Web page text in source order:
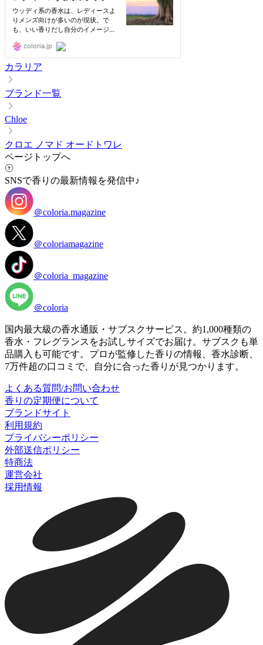
カラリア
ブランド一覧
Chloe
クロエ ノマド オードトワレ
ページトップへ
SNSで香りの最新情報を発信中♪
＠coloria.magazine
＠coloriamagazine
＠coloria_magazine
＠coloria
国内最大級の香水通販・サブスクサービス。約1,000種類の
香水・フレグランスをお試しサイズでお届け。サブスクも単
品購入も可能です。プロが監修した香りの情報、香水診断、
7万件超の口コミで、自分に合った香りが見つかります。
よくある質問/お問い合わせ
香りの定期便について
ブランドサイト
利用規約
プライバシーポリシー
外部送信ポリシー
特商法
運営会社
採用情報